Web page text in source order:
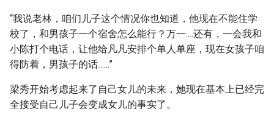
“我说老林，咱们儿子这个情况你也知道，他现在不能住学
校了，和男孩子一个宿舍怎么能行？万一....还有，一会我和
小陈打个电话，让他给凡凡安排个单人单座，现在女孩子咱
得防着，男孩子的话…...”
梁秀开始考虑起来了自己女儿的未来，她现在基本上已经完
全接受自己儿子会变成女儿的事实了。